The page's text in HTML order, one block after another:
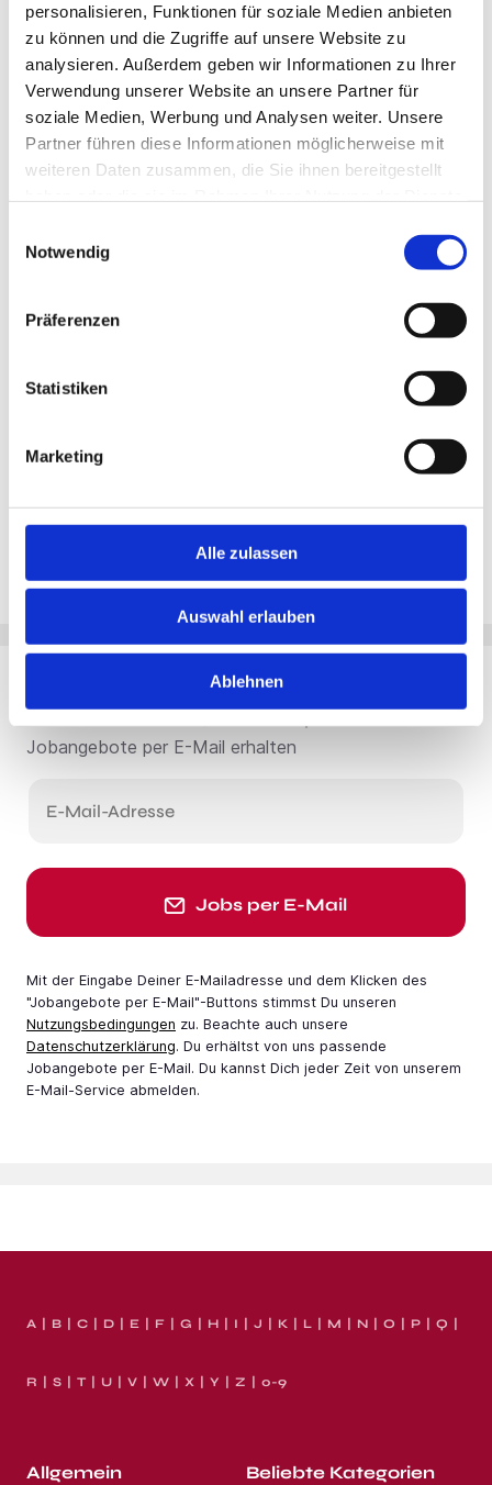
personalisieren, Funktionen für soziale Medien anbieten
zu können und die Zugriffe auf unsere Website zu
analysieren. Außerdem geben wir Informationen zu Ihrer
Verwendung unserer Website an unsere Partner für
soziale Medien, Werbung und Analysen weiter. Unsere
Partner führen diese Informationen möglicherweise mit
weiteren Daten zusammen, die Sie ihnen bereitgestellt
Notwendig
Präferenzen
Statistiken
Marketing
Alle zulassen
Auswahl erlauben
Ablehnen
Bewerbung & Rückfragen:Wir freuen uns auf Ihre
Bewerbung (Lebenslauf) und über Ihre Rückfragen:
Jetzt bewerben!.
Jetzt schnell bewerben
Standort:
Jobangebote per E-Mail erhalten
E-Mail-Adresse
Jobs per E-Mail
Mit der Eingabe Deiner E-Mail­adresse und dem Klicken des
"Jobangebote per E-Mail"-Buttons stimmst Du unseren
Nutzungsbedingungen zu. Beachte auch unsere
Datenschutzerklärung. Du erhältst von uns passende
Jobangebote per E-Mail. Du kannst Dich jeder Zeit von unserem
E-Mail-Service abmelden.
A B C D E F G H I J K L M N O P Q
R S T U V W X Y Z 0-9
Allgemein Beliebte Kategorien